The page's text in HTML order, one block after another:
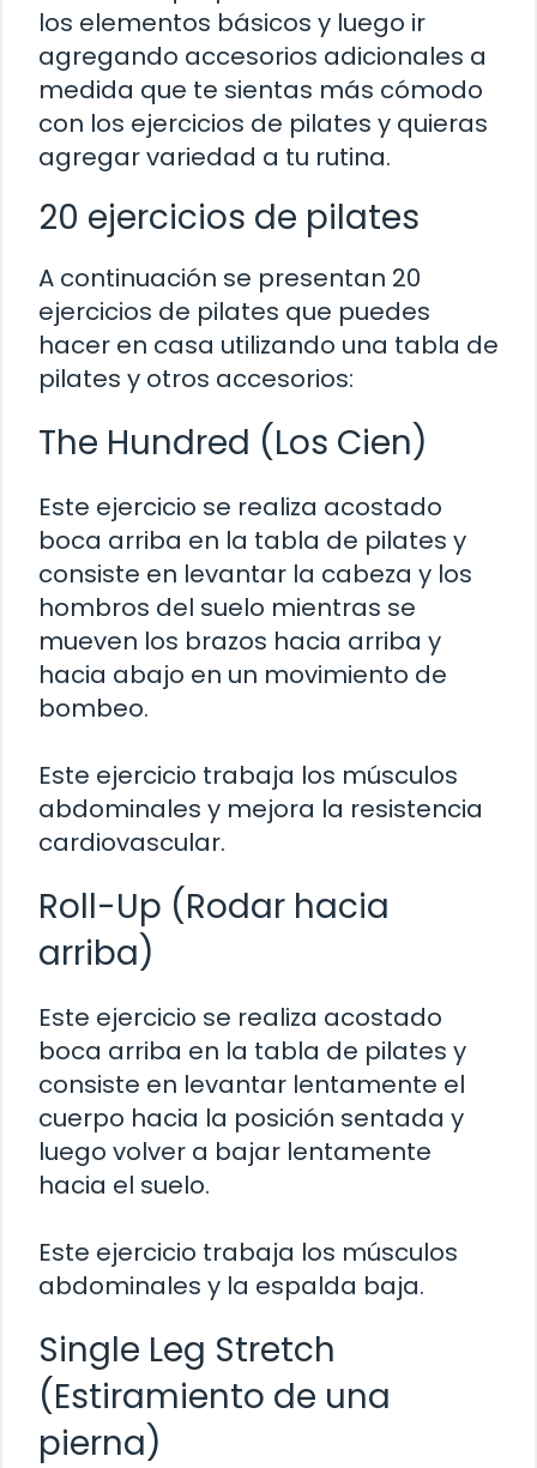
los elementos básicos y luego ir
agregando accesorios adicionales a
medida que te sientas más cómodo
con los ejercicios de pilates y quieras
agregar variedad a tu rutina.
20 ejercicios de pilates
A continuación se presentan 20
ejercicios de pilates que puedes
hacer en casa utilizando una tabla de
pilates y otros accesorios:
The Hundred (Los Cien)
Este ejercicio se realiza acostado
boca arriba en la tabla de pilates y
consiste en levantar la cabeza y los
hombros del suelo mientras se
mueven los brazos hacia arriba y
hacia abajo en un movimiento de
bombeo.
Este ejercicio trabaja los músculos
abdominales y mejora la resistencia
cardiovascular.
Roll-Up (Rodar hacia
arriba)
Este ejercicio se realiza acostado
boca arriba en la tabla de pilates y
consiste en levantar lentamente el
cuerpo hacia la posición sentada y
luego volver a bajar lentamente
hacia el suelo.
Este ejercicio trabaja los músculos
abdominales y la espalda baja.
Single Leg Stretch
(Estiramiento de una
pierna)